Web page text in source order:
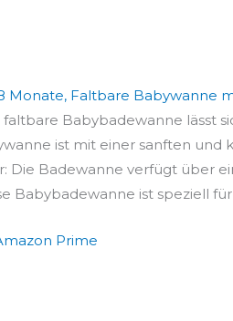
Monate, Faltbare Babywanne
faltbare Babybadewanne lässt
ist mit einer sanften und
Die Badewanne verfügt über
Babybadewanne ist speziell